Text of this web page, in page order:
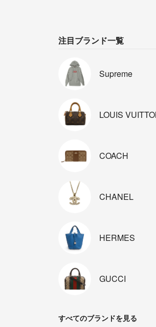
注目ブランド一覧
Supreme
LOUIS
COACH
CHANEL
HERMES
GUCCI
すべてのブランドを見る